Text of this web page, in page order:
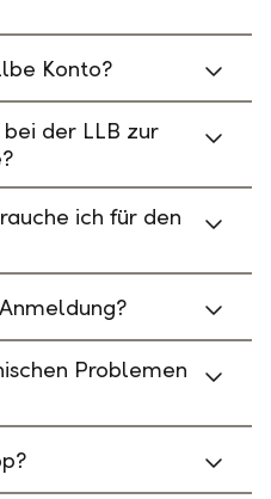
Konto?
der LLB zur
ich für den
Problemen